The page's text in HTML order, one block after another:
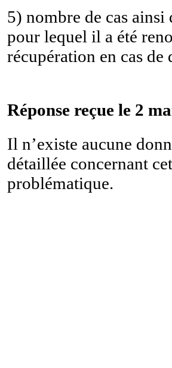
5) nombre de cas ainsi
pour lequel il a été
récupération en cas de
Réponse reçue le 2
Il n’existe aucune
détaillée concernant
problématique.